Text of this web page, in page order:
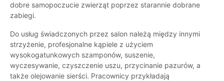
dobre samopoczucie zwierząt poprzez starannie dobrane
zabiegi.
Do usług świadczonych przez salon należą między innymi
strzyżenie, profesjonalne kąpiele z użyciem
wysokogatunkowych szamponów, suszenie,
wyczesywanie, czyszczenie uszu, przycinanie pazurów, a
także olejowanie sierści. Pracownicy przykładają